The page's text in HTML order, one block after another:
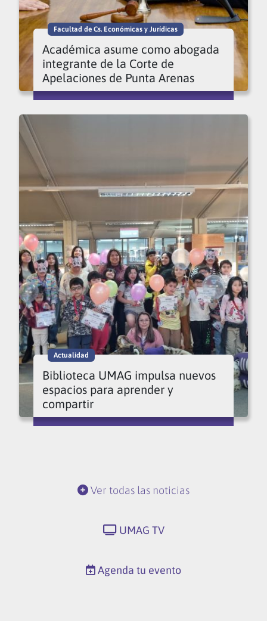
Facultad de Cs. Económicas y Jurídicas
Académica asume como abogada
integrante de la Corte de
Apelaciones de Punta Arenas
Actualidad
Biblioteca UMAG impulsa nuevos
espacios para aprender y
compartir
Ver todas las noticias
UMAG TV
Agenda tu evento